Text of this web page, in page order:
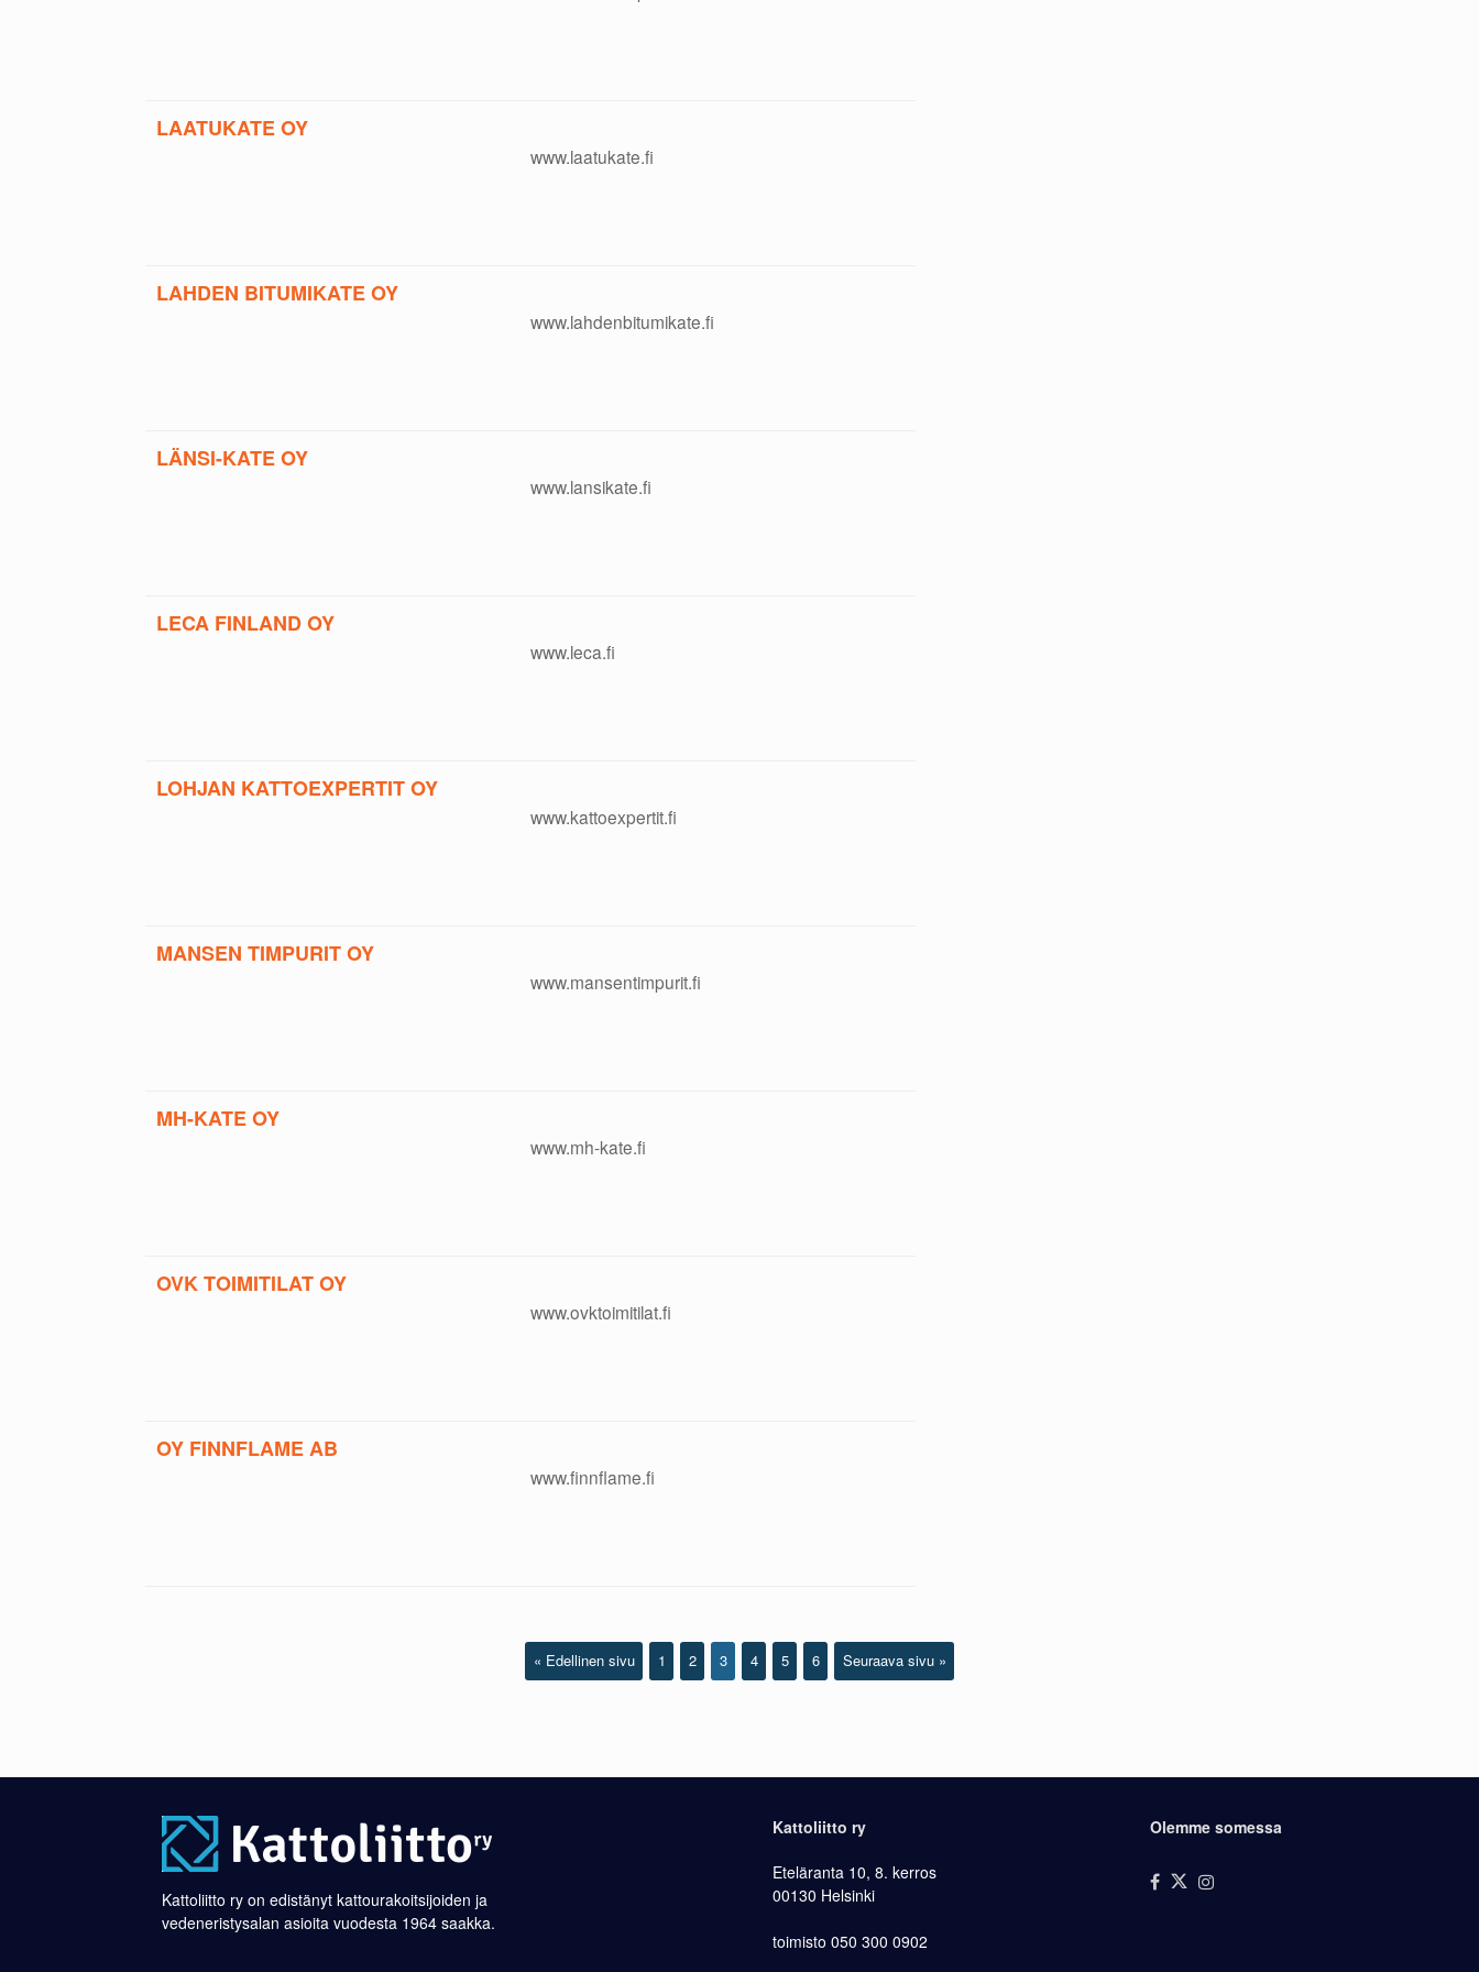
LAATUKATE OY
www.laatukate.fi
LAHDEN BITUMIKATE OY
www.lahdenbitumikate.fi
LÄNSI-KATE OY
www.lansikate.fi
LECA FINLAND OY
www.leca.fi
LOHJAN KATTOEXPERTIT OY
www.kattoexpertit.fi
MANSEN TIMPURIT OY
www.mansentimpurit.fi
MH-KATE OY
www.mh-kate.fi
OVK TOIMITILAT OY
www.ovktoimitilat.fi
OY FINNFLAME AB
www.finnflame.fi
« Edellinen sivu 1 2 3 4 5 6 Seuraava sivu »
Kattoliitto ry on edistänyt kattourakoitsijoiden ja
vedeneristysalan asioita vuodesta 1964 saakka.
Kattoliitto ry
Eteläranta 10, 8. kerros
00130 Helsinki
toimisto 050 300 0902
Olemme somessa